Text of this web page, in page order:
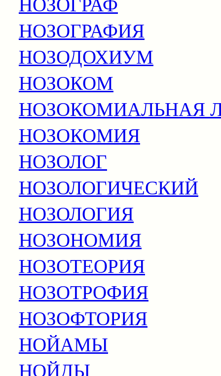
НОЗОГРАФИЯ
НОЗОДОХИУМ
НОЗОКОМ
НОЗОКОМИАЛЬНАЯ
НОЗОКОМИЯ
НОЗОЛОГ
НОЗОЛОГИЧЕСКИЙ
НОЗОЛОГИЯ
НОЗОНОМИЯ
НОЗОТЕОРИЯ
НОЗОТРОФИЯ
НОЗОФТОРИЯ
НОЙАМЫ
НОЙДЫ